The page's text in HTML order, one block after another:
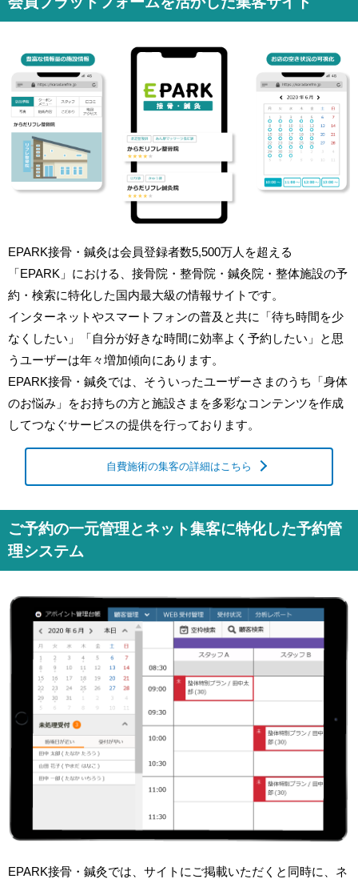
EPARK接骨・鍼灸は会員登録者数5,500万人を超える
「EPARK」における、接骨院・整骨院・鍼灸院・整体施設の予
約・検索に特化した国内最大級の情報サイトです。
インターネットやスマートフォンの普及と共に「待ち時間を少
なくしたい」「自分が好きな時間に効率よく予約したい」と思
うユーザーは年々増加傾向にあります。
EPARK接骨・鍼灸では、そういったユーザーさまのうち「身体
のお悩み」をお持ちの方と施設さまを多彩なコンテンツを作成
してつなぐサービスの提供を行っております。
自費施術の集客の詳細はこちら
ご予約の一元管理とネット集客に特化した予約管
理システム
EPARK接骨・鍼灸では、サイトにご掲載いただくと同時に、ネ